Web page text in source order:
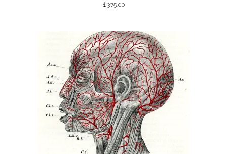
$375.00